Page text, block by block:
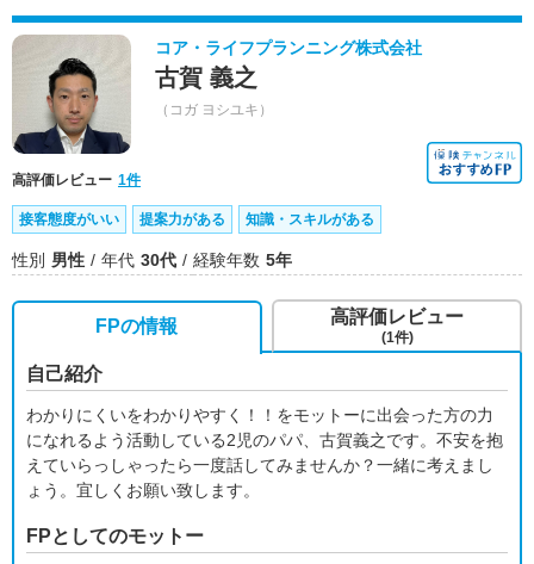
コア・ライフプランニング株式会社
古賀 義之
（コガ ヨシユキ）
高評価レビュー 1件
接客態度がいい 提案力がある 知識・スキルがある
性別 男性 年代 30代 経験年数 5年
FPの情報
自己紹介
わかりにくいをわかりやすく！！をモットーに出会った方の力
になれるよう活動している2児のパパ、古賀義之です。不安を抱
えていらっしゃったら一度話してみませんか？一緒に考えまし
ょう。宜しくお願い致します。
FPとしてのモットー
高評価レビュー
(1件)